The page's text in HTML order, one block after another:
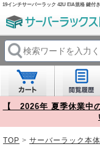
【 2026年 夏季休業中
TOP > サーバーラック本体